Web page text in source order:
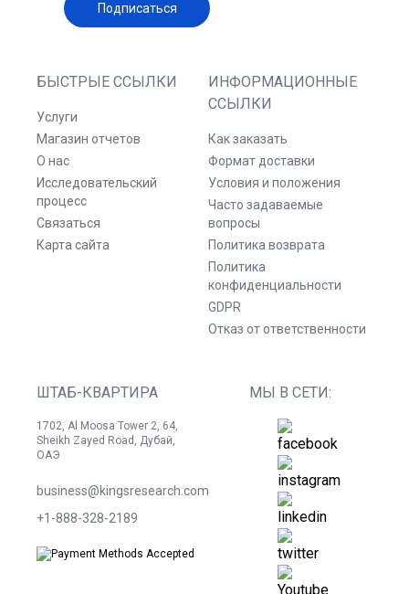
БЫСТРЫЕ ССЫЛКИ
Услуги
Магазин отчетов
О нас
Исследовательский
процесс
Связаться
Карта сайта
ИНФОРМАЦИОННЫЕ
ССЫЛКИ
Как заказать
Формат доставки
Условия и положения
Часто задаваемые
вопросы
Политика возврата
Политика
конфиденциальности
GDPR
Отказ от ответственности
ШТАБ-КВАРТИРА
1702, Al Moosa Tower 2, 64,
Sheikh Zayed Road, Дубай,
ОАЭ
business@kingsresearch.com
+1-888-328-2189
МЫ В СЕТИ:
Подписаться